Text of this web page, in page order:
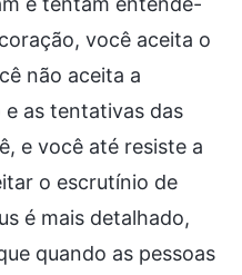
você aceita o
não aceita a
e as tentativas das
e você até resiste a
o escrutínio de
é mais detalhado,
quando as pessoas